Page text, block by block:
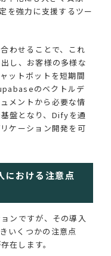
を強力に支援するツー
わせることで、これ
し、お客様の多様な
ットボットを短期間
のベクトルデ
メントから必要な情
盤となり、Difyを通
ケーション開発を可
における注意点
ンですが、その導入
いくつかの注意点
在します。